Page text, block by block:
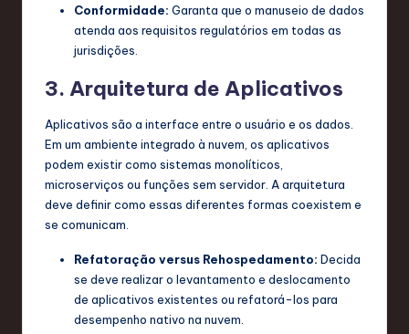
Conformidade: Garanta que o manuseio de dados
atenda aos requisitos regulatórios em todas as
jurisdições.
3. Arquitetura de Aplicativos
Aplicativos são a interface entre o usuário e os dados.
Em um ambiente integrado à nuvem, os aplicativos
podem existir como sistemas monolíticos,
microserviços ou funções sem servidor. A arquitetura
deve definir como essas diferentes formas coexistem e
se comunicam.
Refatoração versus Rehospedamento: Decida
se deve realizar o levantamento e deslocamento
de aplicativos existentes ou refatorá-los para
desempenho nativo na nuvem.